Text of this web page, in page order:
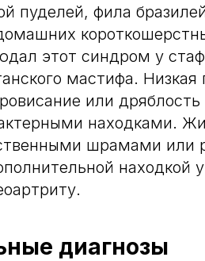
пуделей, фила
этот синдром у
мастифа. Низкая
или
находками.
шрамами или
находкой
диагнозы